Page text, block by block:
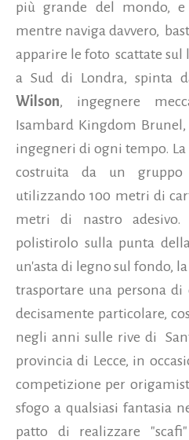
più grande del mondo,
mentre naviga davvero,
apparire le foto scattate sul
a Sud di Londra, spinta
Wilson, ingegnere
Isambard Kingdom
ingegneri di ogni tempo. La
costruita da un
utilizzando 100 metri di
metri di nastro adesivo.
polistirolo sulla punta
un'asta di legno sul fondo,
trasportare una persona
decisamente particolare,
negli anni sulle rive di
provincia di Lecce, in
competizione per
sfogo a qualsiasi fantasia
patto di realizzare